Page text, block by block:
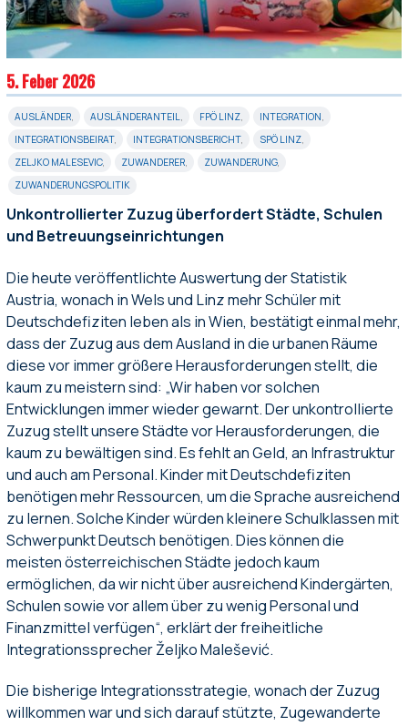
5. Feber 2026
AUSLÄNDER AUSLÄNDERANTEIL FPÖ LINZ INTEGRATION
INTEGRATIONSBEIRAT, INTEGRATIONSBERICHT, SPÖ LINZ,
ZELJKO MALESEVIC, ZUWANDERER, ZUWANDERUNG,
ZUWANDERUNGSPOLITIK
Unkontrollierter Zuzug überfordert Städte, Schulen
und Betreuungseinrichtungen
Die heute veröffentlichte Auswertung der Statistik
Austria, wonach in Wels und Linz mehr Schüler mit
Deutschdefiziten leben als in Wien, bestätigt einmal mehr,
dass der Zuzug aus dem Ausland in die urbanen Räume
diese vor immer größere Herausforderungen stellt, die
kaum zu meistern sind: „Wir haben vor solchen
Entwicklungen immer wieder gewarnt. Der unkontrollierte
Zuzug stellt unsere Städte vor Herausforderungen, die
kaum zu bewältigen sind. Es fehlt an Geld, an Infrastruktur
und auch am Personal. Kinder mit Deutschdefiziten
benötigen mehr Ressourcen, um die Sprache ausreichend
zu lernen. Solche Kinder würden kleinere Schulklassen mit
Schwerpunkt Deutsch benötigen. Dies können die
meisten österreichischen Städte jedoch kaum
ermöglichen, da wir nicht über ausreichend Kindergärten,
Schulen sowie vor allem über zu wenig Personal und
Finanzmittel verfügen“, erklärt der freiheitliche
Integrationssprecher Željko Malešević.
Die bisherige Integrationsstrategie, wonach der Zuzug
willkommen war und sich darauf stützte, Zugewanderte